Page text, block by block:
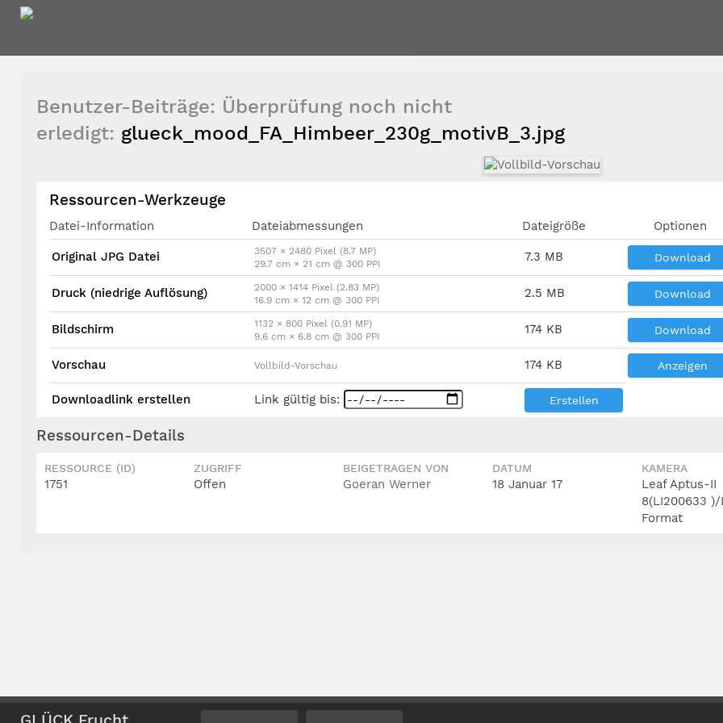
Benutzer-Beiträge: Überprüfung noch nicht
erledigt: glueck_mood_FA_Himbeer_230g_motivB_3.jpg
Ressourcen-Werkzeuge
Datei-Information Dateiabmessungen Dateigröße Optionen
Original JPG Datei
3507 × 2480 Pixel (8.7 MP)
29.7 cm × 21 cm @ 300 PPI
7.3 MB Download
Druck (niedrige Auflösung)
2000 × 1414 Pixel (2.83 MP)
16.9 cm × 12 cm @ 300 PPI
2.5 MB Download
Bildschirm
1132 × 800 Pixel (0.91 MP)
9.6 cm × 6.8 cm @ 300 PPI
174 KB Download
Vorschau Vollbild-Vorschau 174 KB Anzeigen
Downloadlink erstellen Link gültig bis: Erstellen
Ressourcen-Details
RESSOURCE (ID)
1751
ZUGRIFF
Offen
BEIGETRAGEN VON
Goeran Werner
DATUM
18 Januar 17
KAMERA
Leaf Aptus-II
8(LI200633 )/
Format